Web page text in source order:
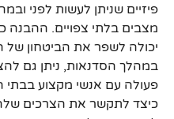
פיזיים שניתן לעשות לפני
מצבים בלתי צפויים. ההבנה
יכולה לשפר את הביטחון של
במהלך הסדנאות, ניתן גם
פעולה עם אנשי מקצוע בבתי
כיצד לתקשר את הצרכים